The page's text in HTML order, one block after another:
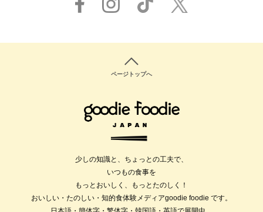
ページトップへ
少しの知識と、ちょっとの工夫で、
いつもの食事を
もっとおいしく、もっとたのしく！
おいしい・たのしい・知的食体験メディアgoodie foodie です。